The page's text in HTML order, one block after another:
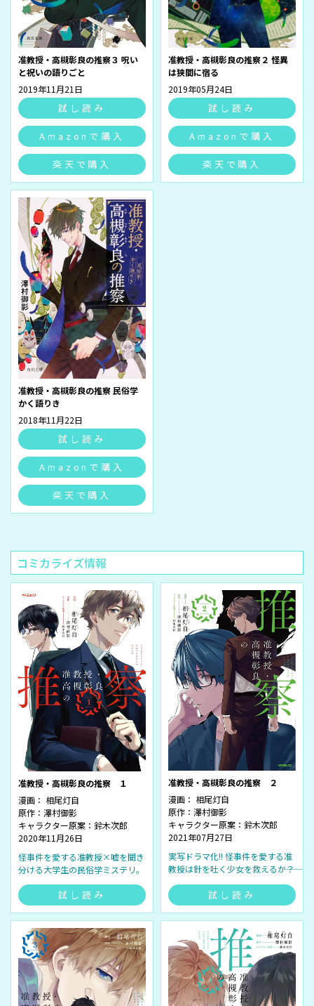
准教授・高槻彰良の推察３ 呪い
と祝いの語りごと
2019年11月21日
試し読み
Amazonで購入
楽天で購入
准教授・高槻彰良の推察２ 怪異
は狭間に宿る
2019年05月24日
試し読み
Amazonで購入
楽天で購入
准教授・高槻彰良の推察 民俗学
かく語りき
2018年11月22日
試し読み
Amazonで購入
楽天で購入
コミカライズ情報
准教授・高槻彰良の推察 １
漫画： 相尾灯自
原作：澤村御影
キャラクター原案：鈴木次郎
2020年11月26日
怪事件を愛する准教授×嘘を聞き
分ける大学生の民俗学ミステリ。
試し読み
准教授・高槻彰良の推察 ２
漫画： 相尾灯自
原作：澤村御影
キャラクター原案：鈴木次郎
2021年07月27日
実写ドラマ化!! 怪事件を愛する准
教授は針を吐く少女を救えるか――？
試し読み